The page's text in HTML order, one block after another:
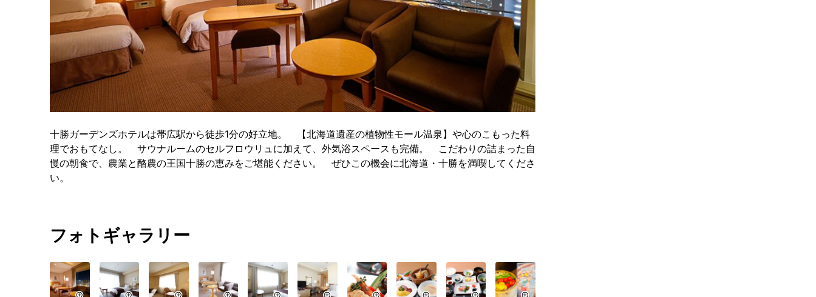
十勝ガーデンズホテルは帯広駅から徒歩1分の好立地。 【北海道遺産の植物性モール温泉】や心のこもった料
理でおもてなし。 サウナルームのセルフロウリュに加えて、外気浴スペースも完備。 こだわりの詰まった自
慢の朝食で、農業と酪農の王国十勝の恵みをご堪能ください。 ぜひこの機会に北海道・十勝を満喫してくださ
い。
フォトギャラリー